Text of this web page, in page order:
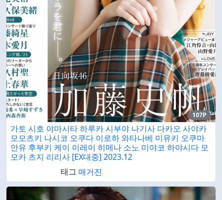
107P
가토 시호 야마시타 하루카 시부야 나기사 다카오 사야카
모모츠키 나시코 오쿠다 이로하 와타나베 미유키 오쿠마
안유 후부키 케이 이레이 히메나 소노 미야코 하야시다 모
모카 츠지 리리사 [EX대중] 2023.12
태그 매거진